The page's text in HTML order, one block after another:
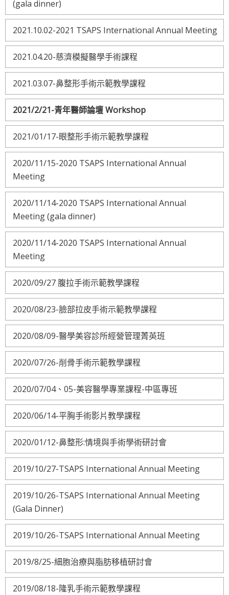
(gala dinner)
2021.10.02-2021 TSAPS International Annual Meeting
2021.04.20-慈濟模擬醫學手術課程
2021.03.07-鼻整形手術示範教學課程
2021/2/21-青年醫師論壇 Workshop
2021/01/17-眼整形手術示範教學課程
2020/11/15-2020 TSAPS International Annual
Meeting
2020/11/14-2020 TSAPS International Annual
Meeting (gala dinner)
2020/11/14-2020 TSAPS International Annual
Meeting
2020/09/27 腹拉手術示範教學課程
2020/08/23-臉部拉皮手術示範教學課程
2020/08/09-醫學美容診所經營管理菁英班
2020/07/26-削骨手術示範教學課程
2020/07/04、05-美容醫學專業課程-中區專班
2020/06/14-平胸手術影片教學課程
2020/01/12-鼻整形:情境與手術學術研討會
2019/10/27-TSAPS International Annual Meeting
2019/10/26-TSAPS International Annual Meeting
(Gala Dinner)
2019/10/26-TSAPS International Annual Meeting
2019/8/25-細胞治療與脂肪移植研討會
2019/08/18-隆乳手術示範教學課程